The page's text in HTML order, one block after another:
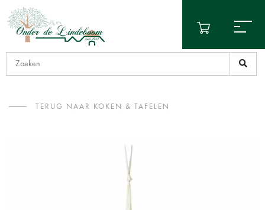
TERUG NAAR KOKEN & TAFELEN